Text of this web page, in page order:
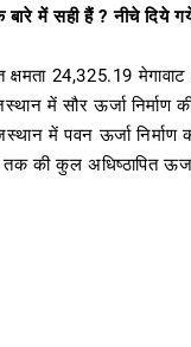
में सही हैं ? नीचे दिये
24,325.19 मेगावाट
में सौर ऊर्जा निर्माण की
में पवन ऊर्जा निर्माण
की कुल अधिष्ठापित